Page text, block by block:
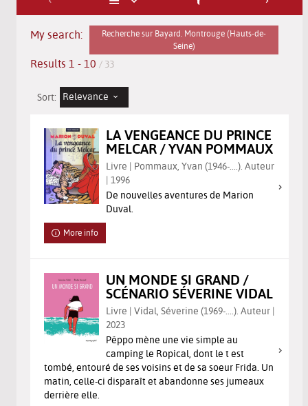
My search:
Recherche sur Bayard. Montrouge (Hauts-de-
Seine)
Results 1 - 10 / 33
Sort: Relevance
LA VENGEANCE DU PRINCE
MELCAR / YVAN POMMAUX
Livre | Pommaux, Yvan (1946-....). Auteur
| 1996
De nouvelles aventures de Marion
Duval.
More info
UN MONDE SI GRAND /
SCÉNARIO SÉVERINE VIDAL
Livre | Vidal, Séverine (1969-....). Auteur |
2023
Pëppo mène une vie simple au
camping le Ropical, dont le t est
tombé, entouré de ses voisins et de sa soeur Frida. Un
matin, celle-ci disparaît et abandonne ses jumeaux
derrière elle.